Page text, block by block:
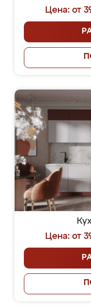
Цена: от
Цена: от